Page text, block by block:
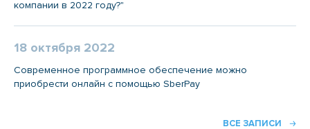
компании в 2022 году?"
18 октября 2022
Современное программное обеспечение можно
приобрести онлайн с помощью SberPay
ВСЕ ЗАПИСИ